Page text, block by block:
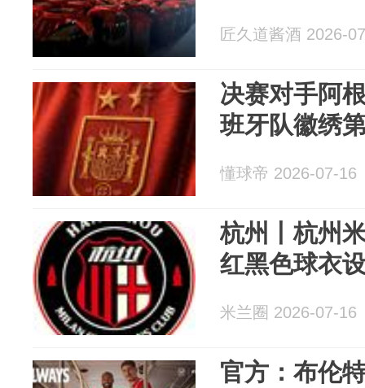
匠久道酱酒 2026-
决赛对手阿
班牙队徽绣
懂球帝 2026-07-16
杭州丨杭州
红黑色球衣
米兰圈 2026-07-16
官方：布伦